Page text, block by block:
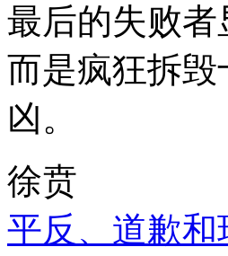
最后的失败
而是疯狂拆
凶。
徐贲
平反、道歉